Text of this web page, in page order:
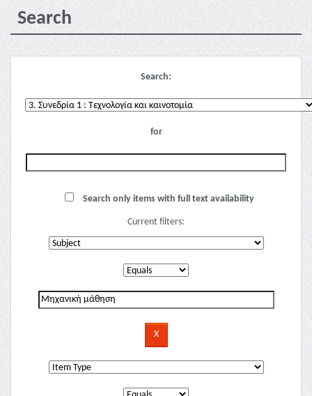
Search
Search:
for
Search only items with full text availability
Current filters: